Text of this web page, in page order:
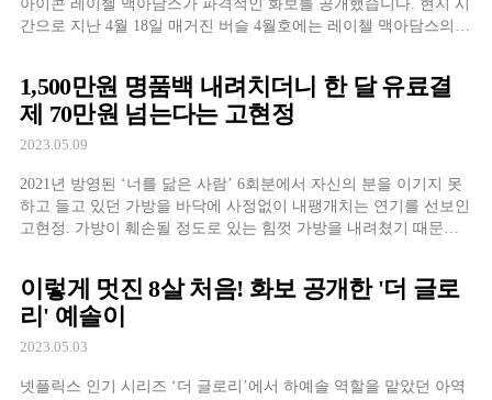
아이콘 레이첼 맥아담스가 파격적인 화보를 공개했습니다. 현지 시
간으로 지난 4월 18일 매거진 버슬 4월호에는 레이첼 맥아담스의
위에 자켓만 입은 채 환하게 웃은 모습의 흑백 사진 역시 공개되었
는데요. 해당 사진에서 눈에 띄는 것은 맥아담스의 […]
1,500만원 명품백 내려치더니 한 달 유료결
제 70만원 넘는다는 고현정
2023.05.09
2021년 방영된 ‘너를 닮은 사람’ 6회분에서 자신의 분을 이기지 못
하고 들고 있던 가방을 바닥에 사정없이 내팽개치는 연기를 선보인
고현정. 가방이 훼손될 정도로 있는 힘껏 가방을 내려쳤기 때문에
에르메스의 백이었습니다. 또한 협찬을 받는다고 해도 훼손시킬 수
는 없는 것이 현실, […]
이렇게 멋진 8살 처음! 화보 공개한 '더 글로
리' 예솔이
2023.05.03
넷플릭스 인기 시리즈 ‘더 글로리’에서 하예솔 역할을 맡았던 아역